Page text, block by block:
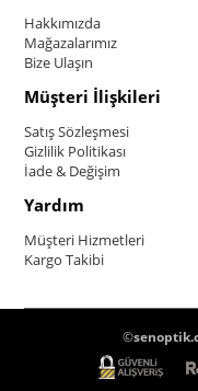
Hakkımızda
Mağazalarımız
Bize Ulaşın
Müşteri İlişkileri
Satış Sözleşmesi
Gizlilik Politikası
İade & Değişim
Yardım
Müşteri Hizmetleri
Kargo Takibi
©